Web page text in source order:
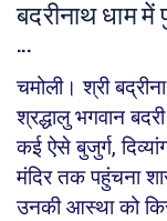
बदरीनाथ धाम में
...
चमोली। श्री
श्रद्धालु भगवान
कई ऐसे बुजुर्ग,
मंदिर तक पहुंचना
उनकी आस्था को